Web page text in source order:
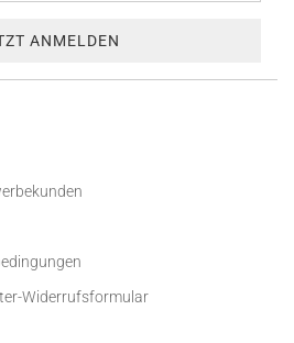
Widerrufsformular